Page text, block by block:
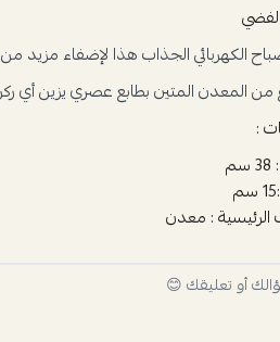
الكهربائي الجذاب هذا لإضفاء مزيد من
المعدن المتين بطابع عصري يزين أي
:
الرئيسية : معدن